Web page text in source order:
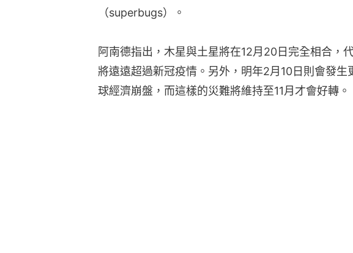
（superbugs）。
阿南德指出，木星與土星將在12月20日完全相合，
將遠遠超過新冠疫情。另外，明年2月10日則會發生
球經濟崩盤，而這樣的災難將維持至11月才會好轉。